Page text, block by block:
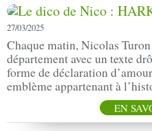
27/03/2025
Chaque matin, Nicolas
département avec un texte
forme de déclaration
emblème appartenant à
EN